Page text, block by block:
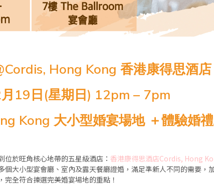
Hong Kong 香港康得思酒店
19日(星期日) 12pm – 7pm
Kong 大小型婚宴場地 ＋體驗婚
位於旺角核心地帶的五星級酒店：香港康得思酒店Cordis, Hong
個大小型宴會廳、室內及露天餐廳證婚，滿足準新人不同的需要，
全符合揀選完美婚宴場地的重點！